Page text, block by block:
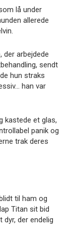
lå under
allerede
der arbejdede
sendt
hun straks
han var
kastede et glas,
panik og
trak deres
til ham og
Titan sit bid
der endelig